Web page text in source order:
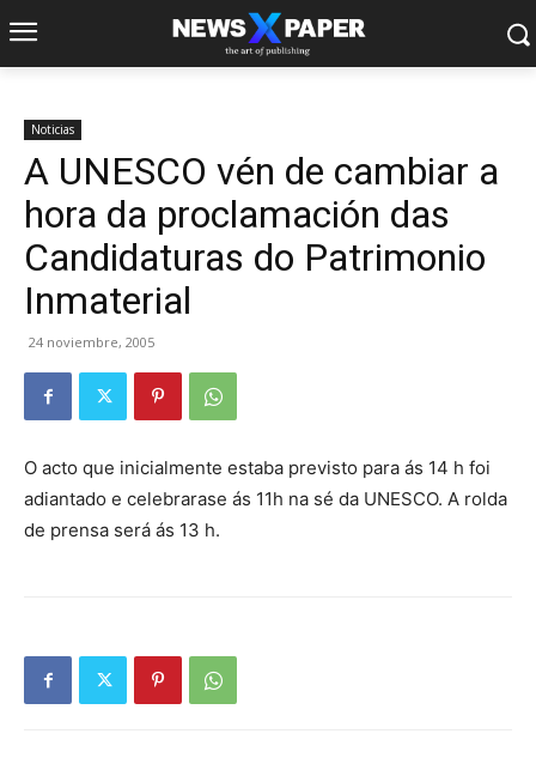
Noticias
A UNESCO vén de cambiar a
hora da proclamación das
Candidaturas do Patrimonio
Inmaterial
24 noviembre, 2005
O acto que inicialmente estaba previsto para ás 14 h foi
adiantado e celebrarase ás 11h na sé da UNESCO. A rolda
de prensa será ás 13 h.